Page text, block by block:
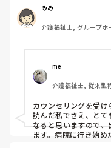
金を返して欲しいと母
の話になります。
こっちも働きたい気持
ここで話す話じゃな
ます。家を出ていきた
実家にいるしかありま
結局心の病気は本人が
なって思いました。正
です。また、前職にい
ッシュバックし、動悸
精神科にも通っており
みみ
介護福祉士, グループホ
me
介護福祉士, 従来型
カウンセリングを受
読んだ私でさえ、と
なると思いますので
ます。病院に行き始